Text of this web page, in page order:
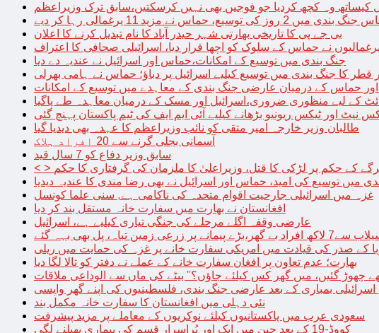
کیساتھ وہ کچھ کردیا جو فوجیں بھی نہیں کرسکتیں،سابق ترک وزیراعظم
کی توسیع، حماس نے مزید 11 یرغمالی رہا کر دیے
بی جے پی کا تاریخی بھارتی شہر حیدر آباد کا نام تبدیل کرنے کا اعلان
یرغمالیوں نے حماس کے سلوک کو اچھا قرار دیا، اسرائیلی صحافی کا اعتراف
جنگ بندی میں توسیع کے امکانات،حماس اور اسرائیل نے عندیہ دے دیا
قطر کا جنگ بندی میں توسیع کیلیے اسرائیل پر دباؤ؛ حماس نے ہامی بھرلی
اور حماس کے درمیان عارضی جنگ بندی کے معاہدے میں توسیع کے امکانات
کے لیے منظوری ضروری،اسرائیل اور مسک کے درمیان معاہدہ طے پاگیا
نیٹ اور ٹیکس ریونیو بڑھانے کیلیے آئی ایم ایف کی ٹیم پاکستان پہنچ گئی
طالبان وزیر خارجہ امیر متقی کو نائب وزیراعظم کا عہدہ بھی دیدیا گیا
آسمانی بجلی گرنے سے 20 افراد ہلاک
سابق وزیر دفاع کو 7 سال قید
کے حکم پر لڑکی کا قتل، وزیراعلیٰ کا ملزمان کی گرفتاری کا حکم
میں توسیع کی امید، حماس اور اسرائیل نے بھی رضا مندی کا عندیہ دیدیا
غزہ میں اسرائیلی جارحیت اقوام متحدہ کی ناکامی ہے, سنی علما کونسل
افغانستان نے بھارت میں سفارت خانہ مستقل بند کر دیا
عارضی وقفہ اگلے مرحلے کی جنگی تیاری کیلیے ہے، اسرائیل
زرعی زمین تباہ، پل بھی بہہ گئے
کے صدر کی قیادت میں امریکی سفارت خانے پر غزہ کی حمایت میں ریلی
بھارت؛ عدم تعاون پر افغان سفارت خانے کے عملے نے دفتر کو تالا لگا دیا
چھوڑ گئیں، میں گھر کس کیلئے جاؤں؟” بیٹے کی ماں سے الوداعی ملاقات
نئی دہلی میں افغانستان کا سفارت خانہ مکمل بند
سعودی عرب میں پاکستانیوں کیلئے نوکریوں کے معاملے پر مزید پیشرفت
کووڈ-19 کے بعد چین میں ایک اور پُراسرار قسم کی بیماری پھیلنے لگی